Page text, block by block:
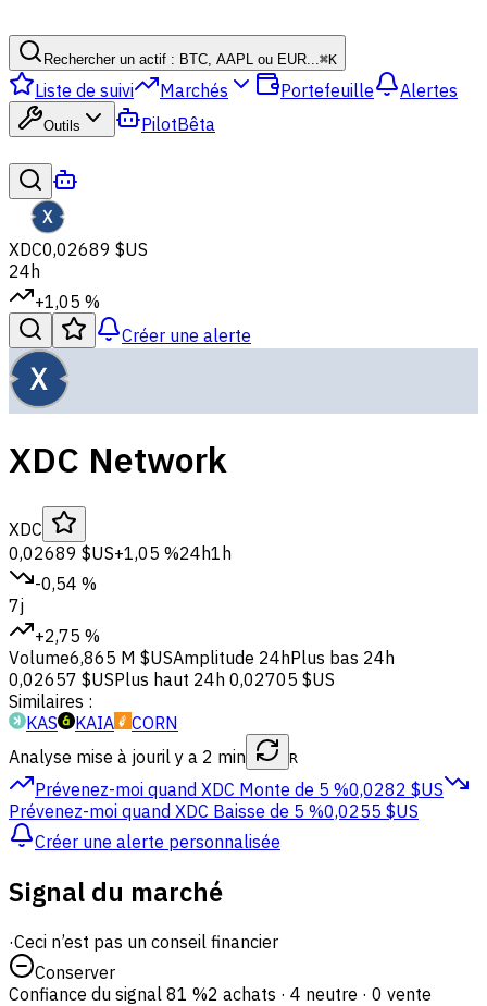
Rechercher un actif : BTC, AAPL ou EUR...⌘K
Liste de suivi Marchés Portefeuille Alertes
Outils PilotBêta
XDC0,02689 $US
24h
+1,05 %
Créer une alerte
XDC Network
XDC
0,02689 $US+1,05 %24h1h
-0,54 %
7j
+2,75 %
Volume6,865 M $USAmplitude 24hPlus bas 24h
0,02657 $USPlus haut 24h 0,02705 $US
Similaires :
KAS
KAIA
CORN
Analyse mise à jouril y a 2 min R
Prévenez-moi quand XDC Monte de 5 %0,0282 $US
Prévenez-moi quand XDC Baisse de 5 %0,0255 $US
Créer une alerte personnalisée
Signal du marché
·Ceci n’est pas un conseil financier
Conserver
Confiance du signal 81 %2 achats · 4 neutre · 0 vente